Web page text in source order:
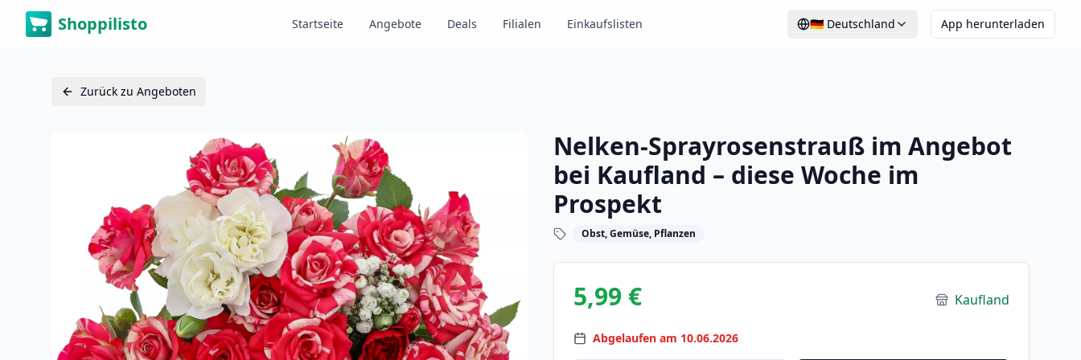
Shoppilisto Startseite Angebote Deals Filialen Einkaufslisten 🇩🇪 Deutschland App herunterladen
Zurück zu Angeboten
Nelken-Sprayrosenstrauß im Angebot
bei Kaufland – diese Woche im
Prospekt
Obst, Gemüse, Pflanzen
5,99 € Kaufland
Abgelaufen am 10.06.2026